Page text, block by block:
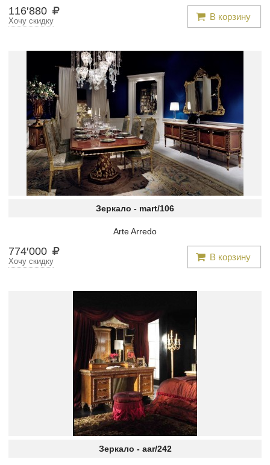
116′880 В корзину
Хочу скидку
Зеркало - mart/106
Arte Arredo
774′000 В корзину
Хочу скидку
Зеркало - aar/242